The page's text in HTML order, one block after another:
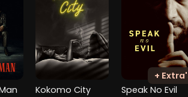
Kokomo City
+
Speak No Evil